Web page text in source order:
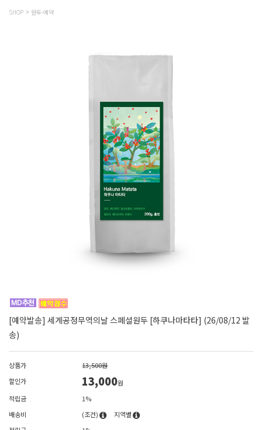
SHOP 원두-예약
[예약발송] 세계공정무역의날 스페셜원두 [하쿠나마타타] (26/08/12 발
송)
상품가
13,500원
할인가
13,000원
적립금
1%
배송비
(조건)
지역별